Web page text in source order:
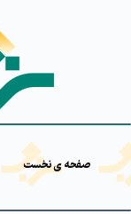
صفحه ی نخست